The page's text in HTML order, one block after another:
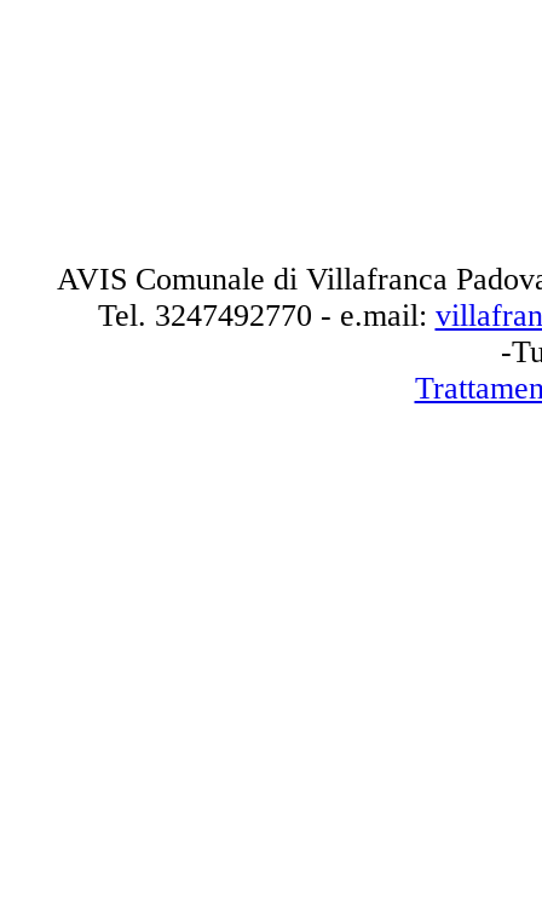
AVIS Comunale di Villafranca
Tel. 3247492770 - e.mail:
-